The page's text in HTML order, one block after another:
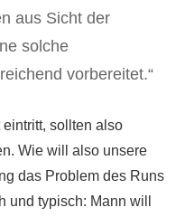
aus Sicht der
solche
vorbereitet.“
sollten also
Wie will also unsere
das Problem des Runs
und typisch: Mann will